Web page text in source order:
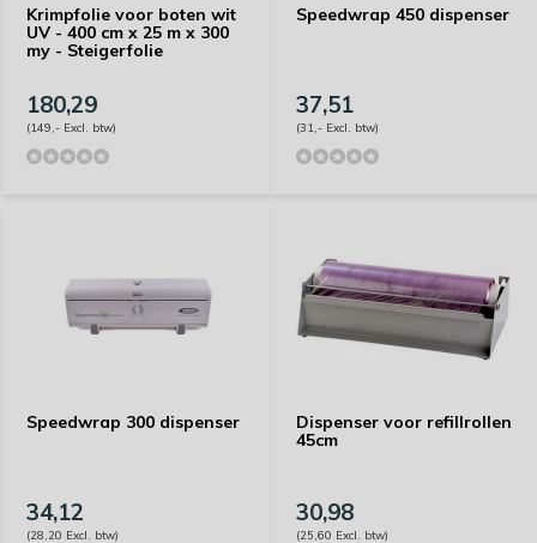
Krimpfolie voor boten wit
UV - 400 cm x 25 m x 300
my - Steigerfolie
180,29
(149,- Excl. btw)
Speedwrap 450 dispenser
37,51
(31,- Excl. btw)
Speedwrap 300 dispenser
34,12
(28,20 Excl. btw)
Dispenser voor refillrollen
45cm
30,98
(25,60 Excl. btw)